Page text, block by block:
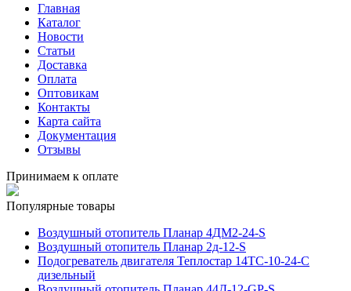
Главная
Каталог
Новости
Статьи
Доставка
Оплата
Оптовикам
Контакты
Карта сайта
Документация
Отзывы
Принимаем к оплате
Популярные товары
Воздушный отопитель Планар 4ДМ2-24-S
Воздушный отопитель Планар 2д-12-S
Подогреватель двигателя Теплостар 14ТС-10-24-С
дизельный